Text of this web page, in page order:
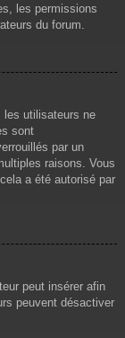
les permissions
du forum.
les utilisateurs ne
sont
par un
raisons. Vous
a été autorisé par
peut insérer afin
peuvent désactiver